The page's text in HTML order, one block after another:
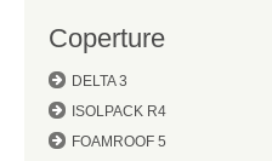
Coperture
DELTA 3
ISOLPACK R4
FOAMROOF 5